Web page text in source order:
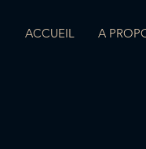
ACCUEIL A